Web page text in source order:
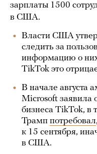
зарплаты 1500
в США.
Власти США
следить за
информацию о них
TikTok это
В начале августа
Microsoft заявила
бизнеса TikTok,
Трамп потребовал
к 15 сентября,
в США.